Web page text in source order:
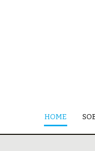
HOME